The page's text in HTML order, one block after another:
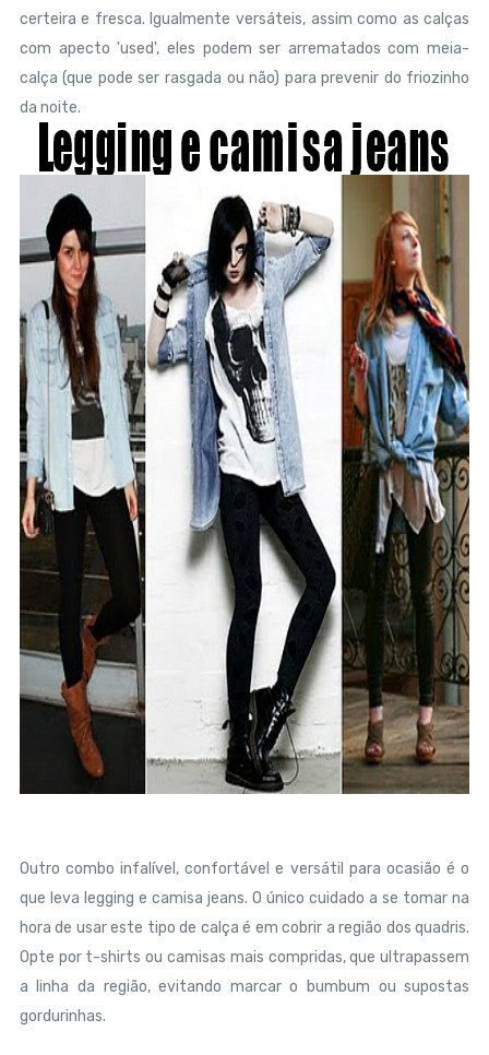
certeira e fresca. Igualmente versáteis, assim como as calças
com apecto 'used', eles podem ser arrematados com meia-
calça (que pode ser rasgada ou não) para prevenir do friozinho
da noite.
Outro combo infalível, confortável e versátil para ocasião é o
que leva legging e camisa jeans. O único cuidado a se tomar na
hora de usar este tipo de calça é em cobrir a região dos quadris.
Opte por t-shirts ou camisas mais compridas, que ultrapassem
a linha da região, evitando marcar o bumbum ou supostas
gordurinhas.